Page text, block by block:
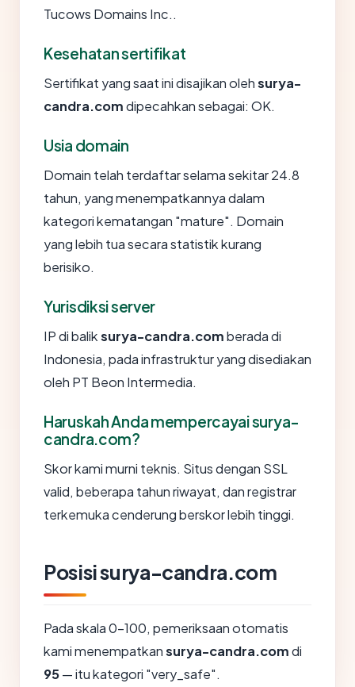
Tucows Domains Inc..
Kesehatan sertifikat
Sertifikat yang saat ini disajikan olehsurya-
candra.comdipecahkan sebagai: OK.
Usia domain
Domain telah terdaftar selama sekitar 24.8
tahun, yang menempatkannya dalam
kategori kematangan "mature". Domain
yang lebih tua secara statistik kurang
berisiko.
Yurisdiksi server
IP di baliksurya-candra.comberada di
Indonesia, pada infrastruktur yang disediakan
oleh PT Beon Intermedia.
Haruskah Anda mempercayai surya-
candra.com?
Skor kami murni teknis. Situs dengan SSL
valid, beberapa tahun riwayat, dan registrar
terkemuka cenderung berskor lebih tinggi.
Posisi surya-candra.com
Pada skala 0-100, pemeriksaan otomatis
kami menempatkansurya-candra.comdi
95— itu kategori "very_safe".